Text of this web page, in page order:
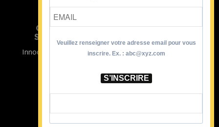
CRISTINA
SOUTIENT
Innocence en Danger
Contact
Mentions
Veuillez renseigner votre adresse email pour vous
inscrire. Ex. : abc@xyz.com
S’INSCRIRE